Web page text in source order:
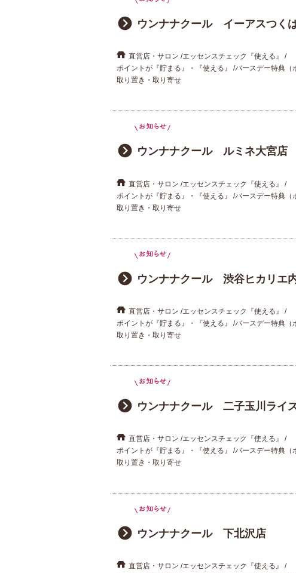
ウンナナクール イーアスつく
直営店・サロン エッセンスチェック『使える』
ポイントが『貯まる』・『使える』
バースデー特典（
取り置き・取り寄せ
ウンナナクール ルミネ大宮店
直営店・サロン エッセンスチェック『使える』
ポイントが『貯まる』・『使える』
バースデー特典（
取り置き・取り寄せ
ウンナナクール 渋谷ヒカリエ
直営店・サロン エッセンスチェック『使える』
ポイントが『貯まる』・『使える』
バースデー特典（
取り置き・取り寄せ
ウンナナクール 二子玉川ライ
直営店・サロン エッセンスチェック『使える』
ポイントが『貯まる』・『使える』
バースデー特典（
取り置き・取り寄せ
ウンナナクール 下北沢店
直営店・サロン エッセンスチェック『使える』